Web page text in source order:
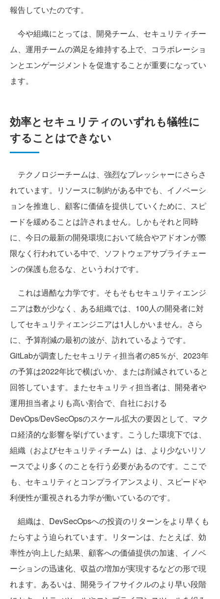
報告していたのです。
今や組織にとっては、開発チーム、セキュリティチー
ム、運用チームの満足を維持する上で、コラボレーショ
ンとエンゲージメントを促進することが重要になってい
ます。
効率とセキュリティのいずれも犠牲に
することはできない
テクノロジーチームは、強烈なプレッシャーにさらさ
れています。リソースに制約がある中でも、イノベーシ
ョンを推進し、顧客に価値を提供していくために、スピ
ードを緩めることは許されません。しかもそれと同時
に、今日の最新の開発環境において統合やアドオンが際
限なく行われている中で、ソフトウェアサプライチェー
ンの保護も怠るな、というわけです。
これは過酷な力学です。そもそもセキュリティエンジ
ニアは数が少なく、ある組織では、100人の開発者に対
してセキュリティエンジニアは1人しかいません。さら
に、予算削減の最初の波が、訪れているようです。
GitLabが調査したセキュリティ担当者の85％が、2023年
の予算は2022年比で横ばいか、または削減されていると
回答しています。またセキュリティ担当者は、開発者や
運用担当者よりも高い割合で、自社における
DevOps/DevSecOpsのスケール拡大の要因として、マク
ロ経済的な影響を挙げています。こうした環境下では、
組織（およびセキュリティチーム）は、より少ないリソ
ースでより多くのことを行う必要があるのです。ここで
も、セキュリティとコンプライアンスより、スピードや
利便性が重視される力学が働いているのです。
組織は、DevSecOpsへの投資のリターンをより早くも
たらすよう迫られています。リターンは、たとえば、効
率性が向上した結果、顧客への価値提供の加速、イノベ
ーションの迅速化、収益の増加が実現するなどの形で現
れます。あるいは、開発ライフサイクルのより早い段階